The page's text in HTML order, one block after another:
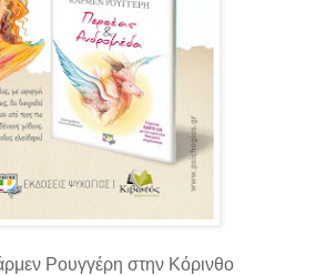
Ρουγγέρη στην Κόρινθο